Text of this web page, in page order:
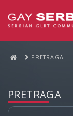
PRETRAGA
PRETRAGA